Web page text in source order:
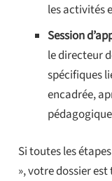
les activités
Session
le directeur
spécifiques
encadrée,
Si toutes les
», votre dossier